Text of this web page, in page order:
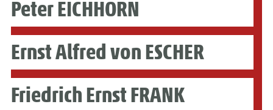
Peter EICHHORN
Ernst Alfred von ESCHER
Friedrich Ernst FRANK